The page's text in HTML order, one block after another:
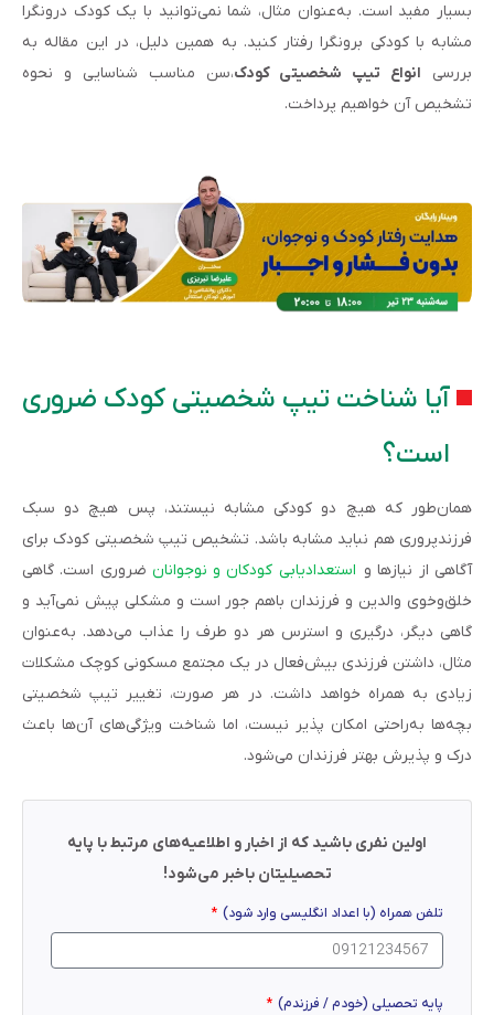
بسیار مفید است. به‌عنوان مثال، شما نمی‌توانید با یک کودک درون­گرا
مشابه با کودکی برون­گرا رفتار کنید. به همین دلیل، در این مقاله به
بررسی انواع تیپ شخصیتی کودک،سن مناسب شناسایی و نحوه
تشخیص آن خواهیم پرداخت.
آیا شناخت تیپ شخصیتی کودک ضروری
است؟
همان‌طور که هیچ دو کودکی مشابه نیستند، پس هیچ دو سبک
فرزندپروری هم نباید مشابه باشد. تشخیص تیپ شخصیتی کودک برای
آگاهی از نیازها و استعدادیابی کودکان و نوجوانان ضروری است. گاهی
خلق­‌وخوی والدین و فرزندان باهم جور است و مشکلی پیش نمی‌آید و
گاهی دیگر، درگیری و استرس هر دو طرف را عذاب می‌دهد. به‌عنوان
مثال، داشتن فرزندی بیش­‌فعال در یک مجتمع مسکونی کوچک مشکلات
زیادی به همراه خواهد داشت. در هر صورت، تغییر تیپ شخصیتی
بچه‌ها به‌راحتی امکان پذیر نیست، اما شناخت ویژگی‌های آن‌ها باعث
درک و پذیرش بهتر فرزندان می‌شود.
اولین نفری باشید که از اخبار و اطلاعیه‌های مرتبط با پایه
تحصیلیتان باخبر می‌شود!
تلفن همراه (با اعداد انگلیسی وارد شود)
پایه تحصیلی (خودم / فرزندم)